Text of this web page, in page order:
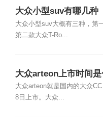
大众小型suv有哪几种
大众小型suv大概有三种，第
第二款大众T-Ro...
大众arteon上市时间
大众arteon就是国内的大众
8日上市。大众...